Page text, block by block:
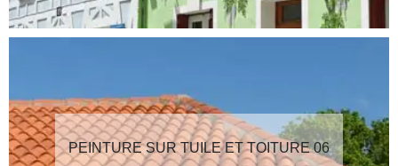
PEINTURE SUR TUILE ET TOITURE 06